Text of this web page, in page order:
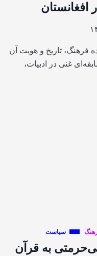
فرهنگ، تاریخ و هویت آن
غنی در ادبیات،
سیاست
به قرآن